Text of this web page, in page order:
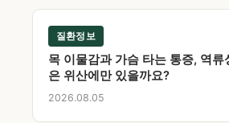
질환정보
목 이물감과 가슴 타는 통증, 역류
은 위산에만 있을까요?
2026.08.05